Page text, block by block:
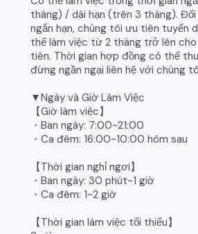
tháng) / dài hạn (trên 3 tháng).
ngắn hạn, chúng tôi ưu tiên tuyển
thể làm việc từ 2 tháng trở lên
tiên. Thời gian hợp đồng có thể
đừng ngần ngại liên hệ với chúng
▼Ngày và Giờ Làm Việc
【Giờ làm việc】
・Ban ngày: 7:00~21:00
・Ca đêm: 16:00~10:00 hôm sau
【Thời gian nghỉ ngơi】
・Ban ngày: 30 phút~1 giờ
・Ca đêm: 1~2 giờ
【Thời gian làm việc tối thiểu】